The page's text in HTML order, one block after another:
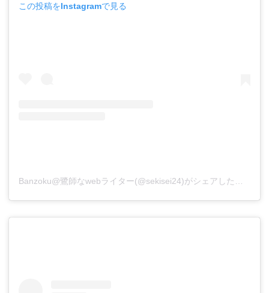
この投稿をInstagramで見る
Banzoku@鷺師なwebライター(@sekisei24)がシェアした投稿